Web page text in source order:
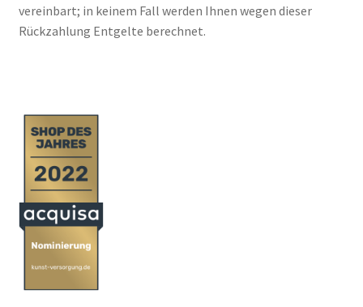
vereinbart; in keinem Fall werden Ihnen wegen dieser
Rückzahlung Entgelte berechnet.